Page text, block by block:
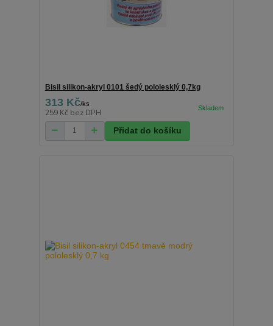
Bisil silikon-akryl 0101 šedý pololesklý 0,7kg
313 Kč/ks
259 Kč bez DPH
Přidat do košíku